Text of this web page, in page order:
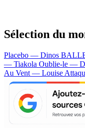
Sélection du
Placebo — Dinos
— Tiakola Oublie-le —
Au Vent — Louise